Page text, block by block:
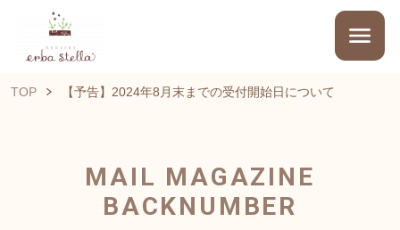
TOP 【予告】2024年8月末までの受付開始日について
MAIL MAGAZINE
BACKNUMBER